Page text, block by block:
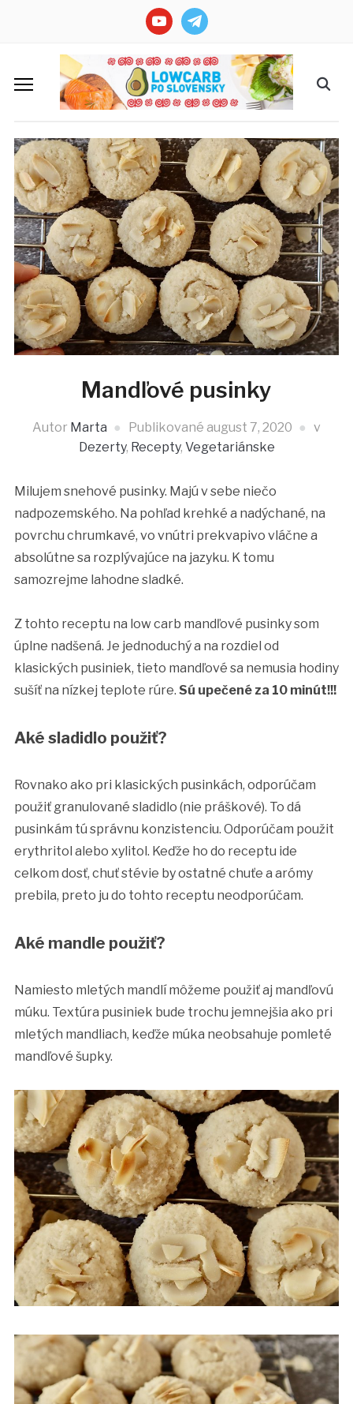
youtubetelegram
Mandľové pusinky
Autor Marta Publikované august 7, 2020
v
Dezerty, Recepty, Vegetariánske
Milujem snehové pusinky. Majú v sebe niečo
nadpozemského. Na pohľad krehké a nadýchané, na
povrchu chrumkavé, vo vnútri prekvapivo vláčne a
absolútne sa rozplývajúce na jazyku. K tomu
samozrejme lahodne sladké.
Z tohto receptu na low carb mandľové pusinky som
úplne nadšená. Je jednoduchý a na rozdiel od
klasických pusiniek, tieto mandľové sa nemusia hodiny
sušíť na nízkej teplote rúre. Sú upečené za 10 minút!!!
Aké sladidlo použiť?
Rovnako ako pri klasických pusinkách, odporúčam
použiť granulované sladidlo (nie práškové). To dá
pusinkám tú správnu konzistenciu. Odporúčam použit
erythritol alebo xylitol. Keďže ho do receptu ide
celkom dosť, chuť stévie by ostatné chuťe a arómy
prebila, preto ju do tohto receptu neodporúčam.
Aké mandle použiť?
Namiesto mletých mandlí môžeme použiť aj mandľovú
múku. Textúra pusiniek bude trochu jemnejšia ako pri
mletých mandliach, keďže múka neobsahuje pomleté
mandľové šupky.